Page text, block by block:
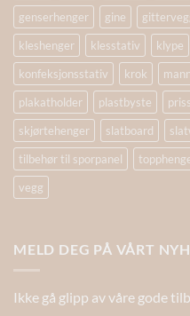
genserhenger
gine
kleshenger
klesstativ klype
konfeksjonsstativ
krok
plakatholder
plastbyste
skjørtehenger
slatboard
tilbehør til sporpanel
vegg
MELD DEG PÅ VÅRT
Ikke gå glipp av våre gode